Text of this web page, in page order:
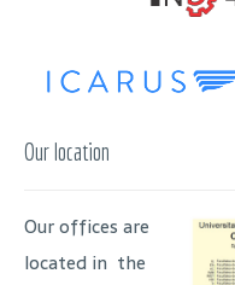
Our location
Our offices are
located in the